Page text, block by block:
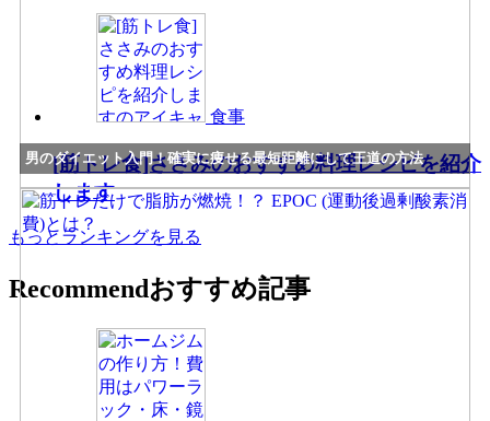
男のダイエット入門！確実に痩せる最短距離にして王道の方法
食事
[筋トレ食]ささみのおすすめ料理レシピを紹介
します
もっとランキングを見る
Recommendおすすめ記事